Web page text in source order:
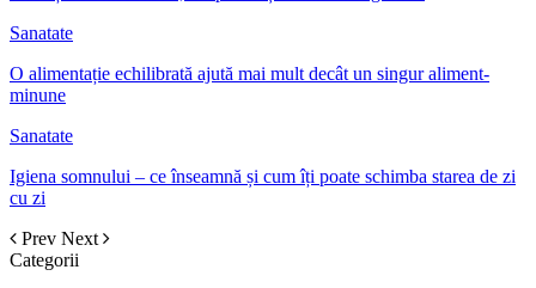
Sanatate
O alimentație echilibrată ajută mai mult decât un singur aliment-
minune
Sanatate
Igiena somnului – ce înseamnă și cum îți poate schimba starea de zi
cu zi
Prev Next
Categorii